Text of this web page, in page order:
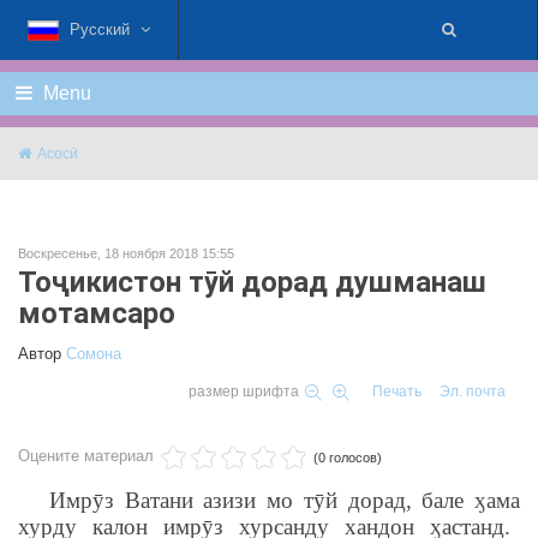
Русский
Menu
Асосӣ
Воскресенье, 18 ноября 2018 15:55
Тоҷикистон тӯй дорад душманаш
мотамсаро
Автор Cомона
размер шрифта Печать Эл. почта
Оцените материал (0 голосов)
Имрӯз Ватани азизи мо тӯй дорад, бале ӽама
хурду калон имрӯз хурсанду хандон ӽастанд.